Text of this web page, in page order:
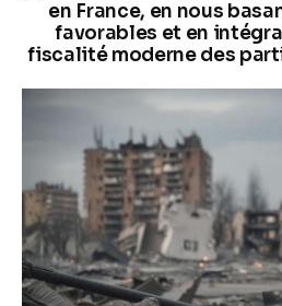
en France, en nous
favorables et en
fiscalité moderne des